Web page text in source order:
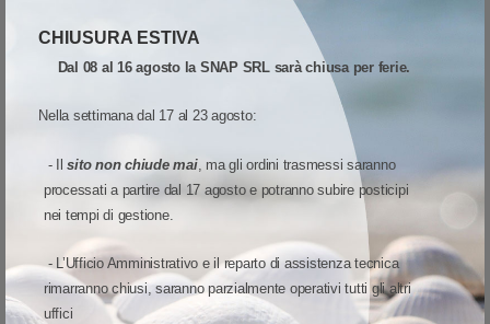
CHIUSURA ESTIVA
Dal 08 al 16 agosto la SNAP SRL sarà chiusa per ferie.
Nella settimana dal 17 al 23 agosto:
- Ilsito non chiude mai, ma gli ordini trasmessi saranno
processati a partire dal 17 agosto e potranno subire posticipi
nei tempi di gestione.
- L’Ufficio Amministrativo e il reparto di assistenza tecnica
rimarranno chiusi, saranno parzialmente operativi tutti gli altri
uffici
Quick View
Confronta
SCONTO 51%